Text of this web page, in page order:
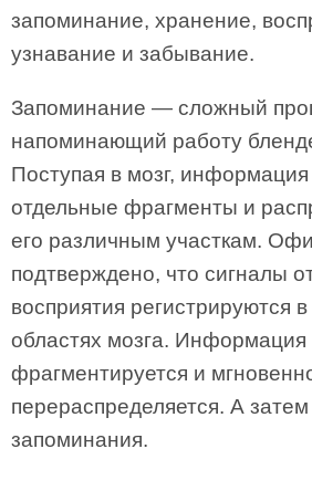
запоминание, хранение,
узнавание и забывание.
Запоминание — сложный
напоминающий работу
Поступая в мозг,
отдельные фрагменты и
его различным участкам.
подтверждено, что сигналы
восприятия регистрируются
областях мозга. Информация
фрагментируется и
перераспределяется. А
запоминания.